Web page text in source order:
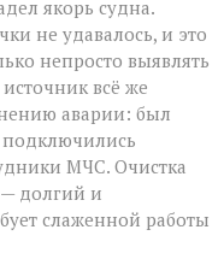
якорь судна.
не удавалось, и это
непросто выявлять
всё же
аварии: был
МЧС. Очистка
долгий и
слаженной работы